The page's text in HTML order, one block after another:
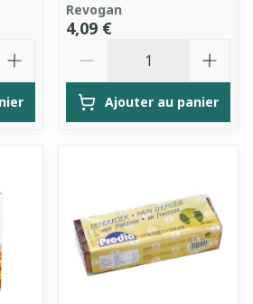
Revogan
4,09 €
Ajouter au panier